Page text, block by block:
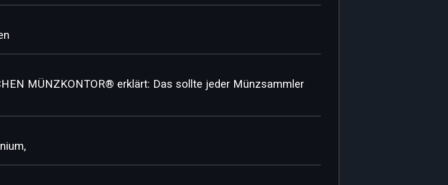
MÜNZKONTOR® erklärt: Das sollte jeder Münzsammler